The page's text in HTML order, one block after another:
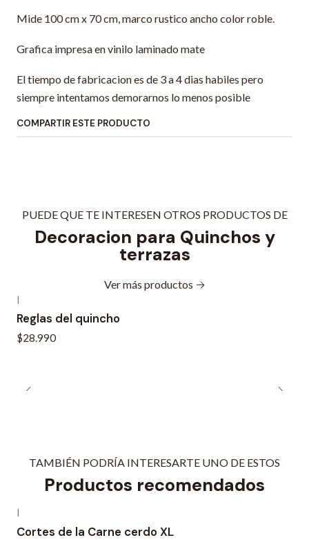
Mide 100 cm x 70 cm, marco rustico ancho color roble.
Grafica impresa en vinilo laminado mate
El tiempo de fabricacion es de 3 a 4 dias habiles pero
siempre intentamos demorarnos lo menos posible
COMPARTIR ESTE PRODUCTO
PUEDE QUE TE INTERESEN OTROS PRODUCTOS DE
Decoracion para Quinchos y
terrazas
Ver más productos
|
Reglas del quincho
$28.990
TAMBIÉN PODRÍA INTERESARTE UNO DE ESTOS
Productos recomendados
|
Cortes de la Carne cerdo XL